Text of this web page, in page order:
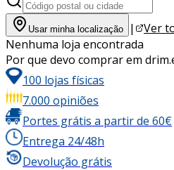
Usar minha localização |
Ver
Nenhuma loja encontrada
Por que devo comprar em
100 lojas físicas
7.000 opiniões
Portes grátis a partir de 60€
Entrega 24/48h
Devolução grátis